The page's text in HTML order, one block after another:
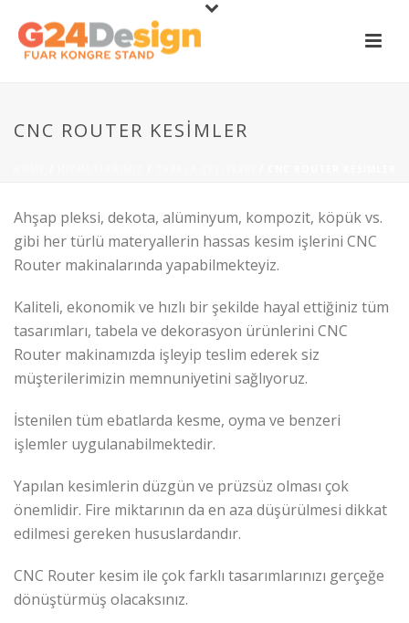
CNC ROUTER KESIMLER
Ahşap pleksi, dekota, alüminyum, kompozit, köpük vs.
gibi her türlü materyallerin hassas kesim işlerini CNC
Router makinalarında yapabilmekteyiz.
Kaliteli, ekonomik ve hızlı bir şekilde hayal ettiğiniz tüm
tasarımları, tabela ve dekorasyon ürünlerini CNC
Router makinamızda işleyip teslim ederek siz
müşterilerimizin memnuniyetini sağlıyoruz.
İstenilen tüm ebatlarda kesme, oyma ve benzeri
işlemler uygulanabilmektedir.
Yapılan kesimlerin düzgün ve prüzsüz olması çok
önemlidir. Fire miktarının da en aza düşürülmesi dikkat
edilmesi gereken hususlardandır.
CNC Router kesim ile çok farklı tasarımlarınızı gerçeğe
dönüştürmüş olacaksınız.